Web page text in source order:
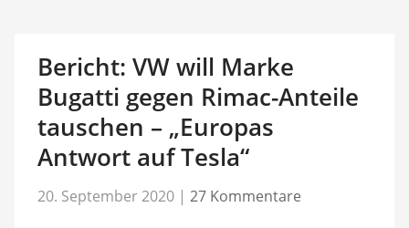
Bericht: VW will Marke
Bugatti gegen Rimac-Anteile
tauschen – „Europas
Antwort auf Tesla“
20. September 2020 | 27 Kommentare